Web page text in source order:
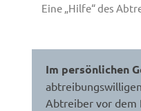
Eine „Hilfe“ des
Im persönlichen
Abtreiber vor dem